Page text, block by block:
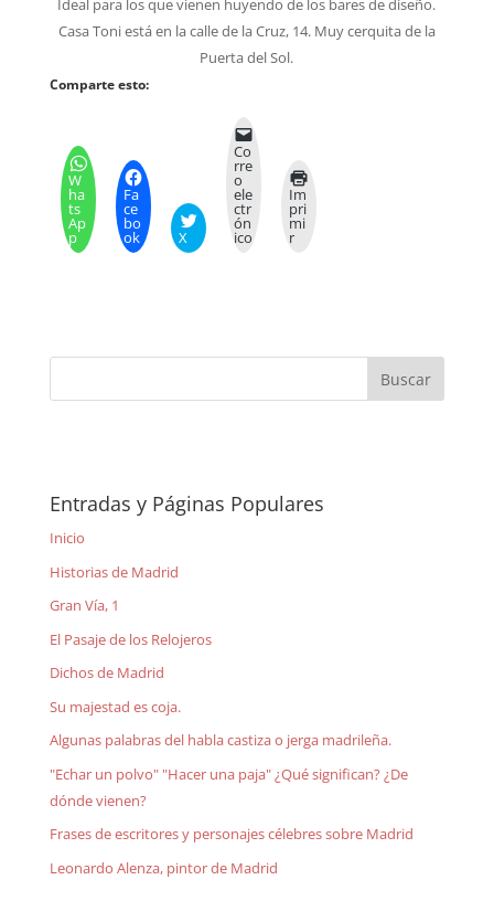
Ideal para los que vienen huyendo de los bares de diseño.
Casa Toni está en la calle de la Cruz, 14. Muy cerquita de la
Puerta del Sol.
Comparte esto:
W
ha
ts
Ap
p
Fa
ce
bo
ok X
Co
rre
o
ele
ctr
ón
ico
Im
pri
mi
r
Entradas y Páginas Populares
Inicio
Historias de Madrid
Gran Vía, 1
El Pasaje de los Relojeros
Dichos de Madrid
Su majestad es coja.
Algunas palabras del habla castiza o jerga madrileña.
"Echar un polvo" "Hacer una paja" ¿Qué significan? ¿De
dónde vienen?
Frases de escritores y personajes célebres sobre Madrid
Leonardo Alenza, pintor de Madrid